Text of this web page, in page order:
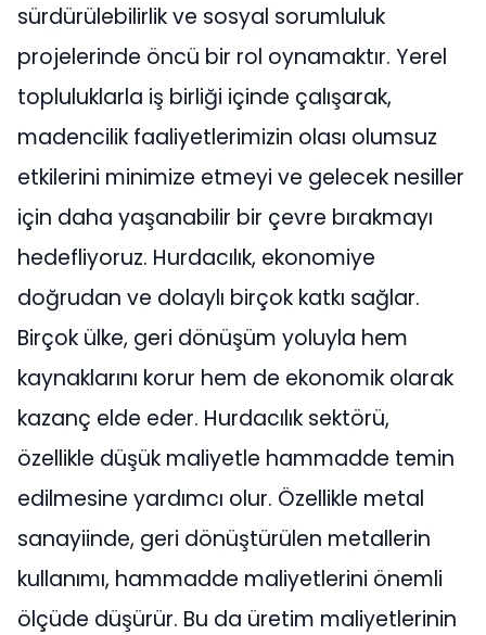
sürdürülebilirlik ve sosyal sorumluluk
projelerinde öncü bir rol oynamaktır. Yerel
topluluklarla iş birliği içinde çalışarak,
madencilik faaliyetlerimizin olası olumsuz
etkilerini minimize etmeyi ve gelecek nesiller
için daha yaşanabilir bir çevre bırakmayı
hedefliyoruz. Hurdacılık, ekonomiye
doğrudan ve dolaylı birçok katkı sağlar.
Birçok ülke, geri dönüşüm yoluyla hem
kaynaklarını korur hem de ekonomik olarak
kazanç elde eder. Hurdacılık sektörü,
özellikle düşük maliyetle hammadde temin
edilmesine yardımcı olur. Özellikle metal
sanayiinde, geri dönüştürülen metallerin
kullanımı, hammadde maliyetlerini önemli
ölçüde düşürür. Bu da üretim maliyetlerinin